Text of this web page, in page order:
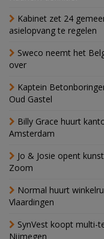
Kabinet zet 24
asielopvang te regelen
Sweco neemt het
over
Kaptein
Oud Gastel
Billy Grace huurt
Amsterdam
Jo & Josie opent
Zoom
Normal huurt
Vlaardingen
SynVest koopt multi-
Nijmegen